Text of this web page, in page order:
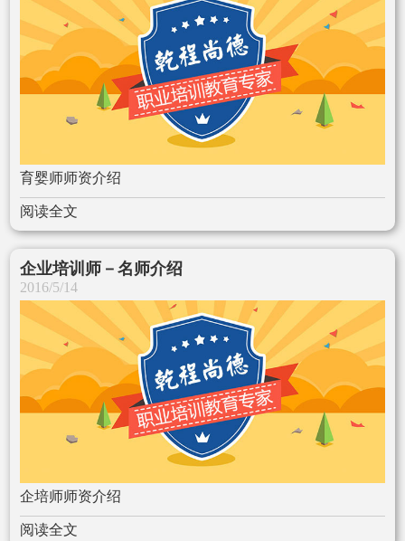
育婴师师资介绍
阅读全文
企业培训师－名师介绍
2016/5/14
企培师师资介绍
阅读全文